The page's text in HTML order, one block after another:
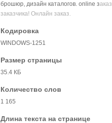
брошюр, дизайн каталогов. online з
заказчика! Онлайн заказ.
Кодировка
WINDOWS-1251
Размер страницы
35.4 КБ
Количество слов
1 165
Длина текста на странице